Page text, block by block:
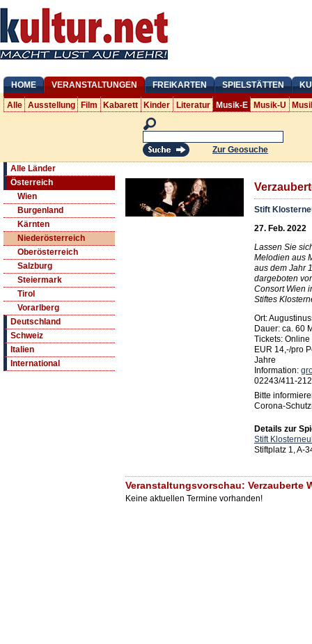
HOME VERANSTALTUNGEN FREIKARTEN SPIELSTÄTTEN
Alle Ausstellung Film Kabarett Kinder Literatur Musik-E Musik-U
Zur Geosuche
Alle Länder
Österreich
Wien
Burgenland
Kärnten
Niederösterreich
Oberösterreich
Salzburg
Steiermark
Tirol
Vorarlberg
Deutschland
Schweiz
Italien
International
Stift
27. Feb. 2022
Lassen Sie
Melodien aus
aus dem Jahr
dargeboten
Consort Wien
Stiftes
Ort:
Dauer: ca. 60
Tickets: Online
EUR 14,-/pro
Jahre
Information:
02243/411-212
Bitte
Corona-
Details zur
Stift
Stiftplatz 1, A-
Veranstaltungsvorschau: Verzauberte
Keine aktuellen Termine vorhanden!